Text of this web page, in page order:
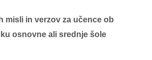
misli in verzov za učence ob
osnovne ali srednje šole